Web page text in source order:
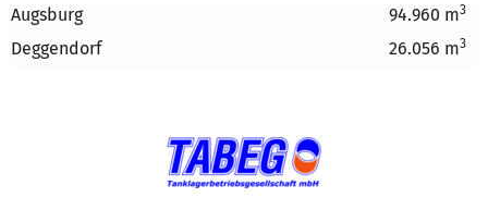
Augsburg 94.960 m3
Deggendorf 26.056 m3